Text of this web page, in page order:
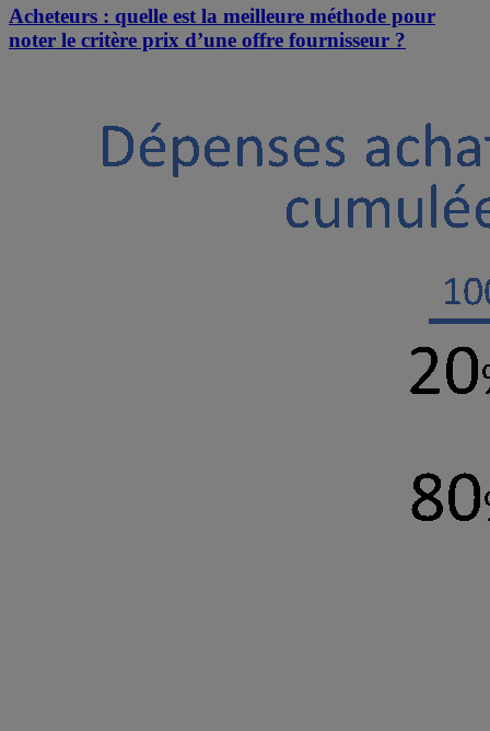
Acheteurs : quelle est la meilleure méthode pour
noter le critère prix d’une offre fournisseur ?